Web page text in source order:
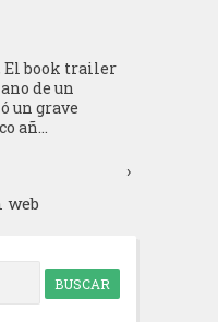
El book trailer
de un
un grave
añ...
›
web